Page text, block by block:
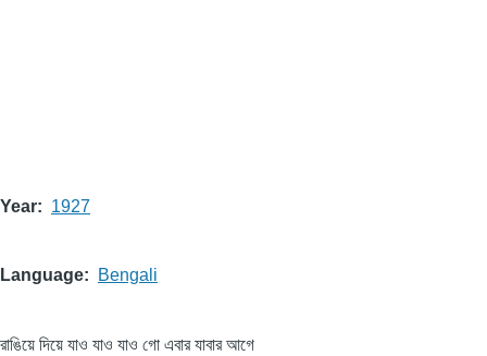
Year 1927
Language Bengali
রাঙিয়ে দিয়ে যাও যাও যাও গো এবার যাবার আগে